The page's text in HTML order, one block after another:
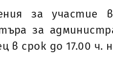
за участие
за
в срок до 17.00 ч.